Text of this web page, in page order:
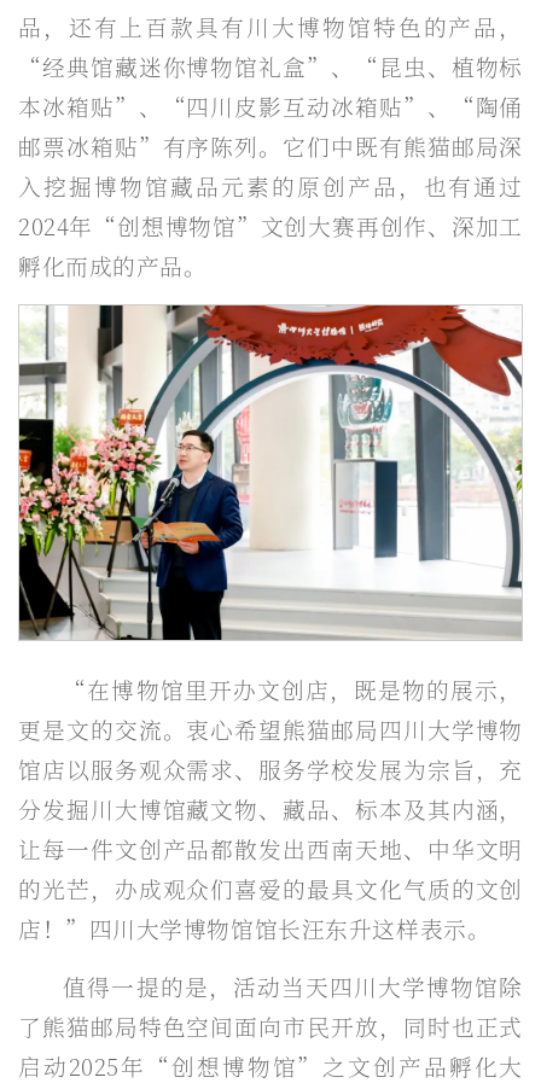
品，还有上百款具有川大博物馆特色的产品，
“经典馆藏迷你博物馆礼盒”、“昆虫、植物标
本冰箱贴”、“四川皮影互动冰箱贴”、“陶俑
邮票冰箱贴”有序陈列。它们中既有熊猫邮局深
入挖掘博物馆藏品元素的原创产品，也有通过
2024年“创想博物馆”文创大赛再创作、深加工
孵化而成的产品。
“在博物馆里开办文创店，既是物的展示，
更是文的交流。衷心希望熊猫邮局四川大学博物
馆店以服务观众需求、服务学校发展为宗旨，充
分发掘川大博馆藏文物、藏品、标本及其内涵，
让每一件文创产品都散发出西南天地、中华文明
的光芒，办成观众们喜爱的最具文化气质的文创
店！”四川大学博物馆馆长汪东升这样表示。
值得一提的是，活动当天四川大学博物馆除
了熊猫邮局特色空间面向市民开放，同时也正式
启动2025年“创想博物馆”之文创产品孵化大